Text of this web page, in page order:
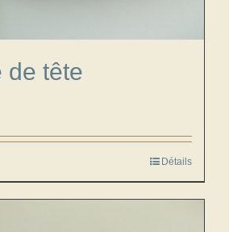
de tête
Détails